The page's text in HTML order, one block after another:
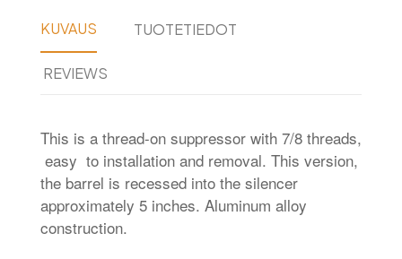
KUVAUS TUOTETIEDOT
REVIEWS
This is a thread-on suppressor with 7/8 threads,
easy to installation and removal. This version,
the barrel is recessed into the silencer
approximately 5 inches. Aluminum alloy
construction.